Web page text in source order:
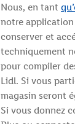
Nous, en tant
notre
conserver et
techniquement
pour compiler
Lidl. Si vous
magasin seront
Si vous donnez